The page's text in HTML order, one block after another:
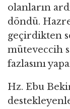
olanların
döndü.
geçirdikten
müteveccih
fazlasını
Hz. Ebu